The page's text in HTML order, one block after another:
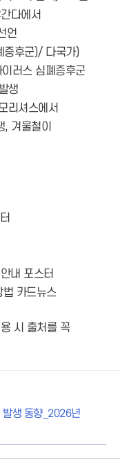
다에서
언
증후군)/ 다국가)
러스 심폐증후군
생
리셔스에서
겨울철이
내 포스터
카드뉴스
시 출처를 꼭
발생 동향_2026년